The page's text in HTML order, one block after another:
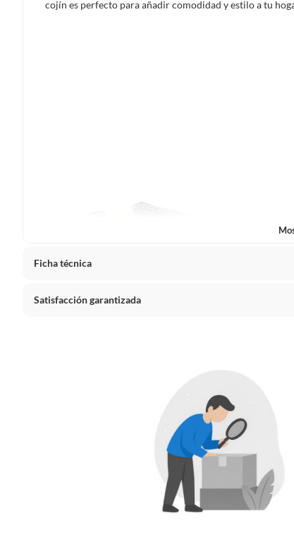
cojín es perfecto para añadir comodidad y estilo a tu
Ficha técnica
Satisfacción garantizada
que, si no te gustó el producto que adquiriste o te
proyectos, puedes solicitar la devolución de tu
naturales, después de haberlo recibido.
Cómo solicitar la devolución
Para solicitar una devolución, puedes asistir a
atención telefónica 800 0622 203.